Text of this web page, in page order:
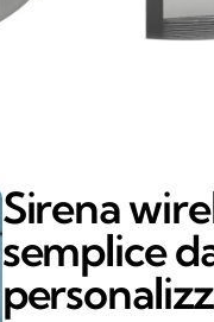
Sirena
semplice